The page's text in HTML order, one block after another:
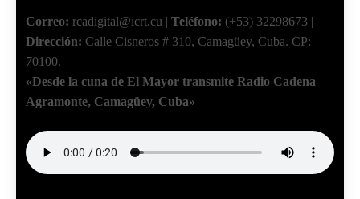
Correo: rcadigital@icrt.cu | Teléfono: (+53) 32298673 |
Dirección: Calle Cisneros # 310, Camagüey, Cuba. CP:
70100.
«Desde la cuna de El Mayor transmite Radio Cadena
Agramonte, Camagüey, Cuba»